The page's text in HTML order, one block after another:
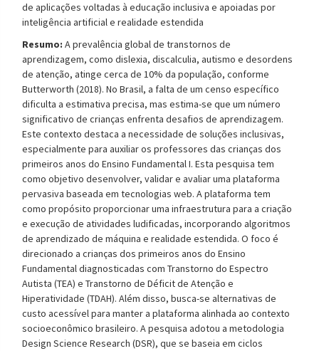
de aplicações voltadas à educação inclusiva e apoiadas por
inteligência artificial e realidade estendida
Resumo:A prevalência global de transtornos de
aprendizagem, como dislexia, discalculia, autismo e desordens
de atenção, atinge cerca de 10% da população, conforme
Butterworth (2018). No Brasil, a falta de um censo específico
dificulta a estimativa precisa, mas estima-se que um número
significativo de crianças enfrenta desafios de aprendizagem.
Este contexto destaca a necessidade de soluções inclusivas,
especialmente para auxiliar os professores das crianças dos
primeiros anos do Ensino Fundamental I. Esta pesquisa tem
como objetivo desenvolver, validar e avaliar uma plataforma
pervasiva baseada em tecnologias web. A plataforma tem
como propósito proporcionar uma infraestrutura para a criação
e execução de atividades ludificadas, incorporando algoritmos
de aprendizado de máquina e realidade estendida. O foco é
direcionado a crianças dos primeiros anos do Ensino
Fundamental diagnosticadas com Transtorno do Espectro
Autista (TEA) e Transtorno de Déficit de Atenção e
Hiperatividade (TDAH). Além disso, busca-se alternativas de
custo acessível para manter a plataforma alinhada ao contexto
socioeconômico brasileiro. A pesquisa adotou a metodologia
Design Science Research (DSR), que se baseia em ciclos